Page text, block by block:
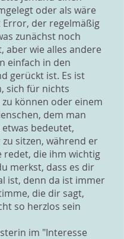
oder als wäre
Error, der regelmäßig
zunächst noch
aber wie alles andere
einfach in den
gerückt ist. Es ist
sich für nichts
können oder einem
dem man
bedeutet,
sitzen, während er
redet, die ihm wichtig
merkst, dass es dir
ist, denn da ist immer
die dir sagt,
so herzlos sein
im "Interesse